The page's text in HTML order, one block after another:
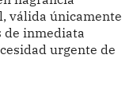
válida únicamente
de inmediata
urgente de